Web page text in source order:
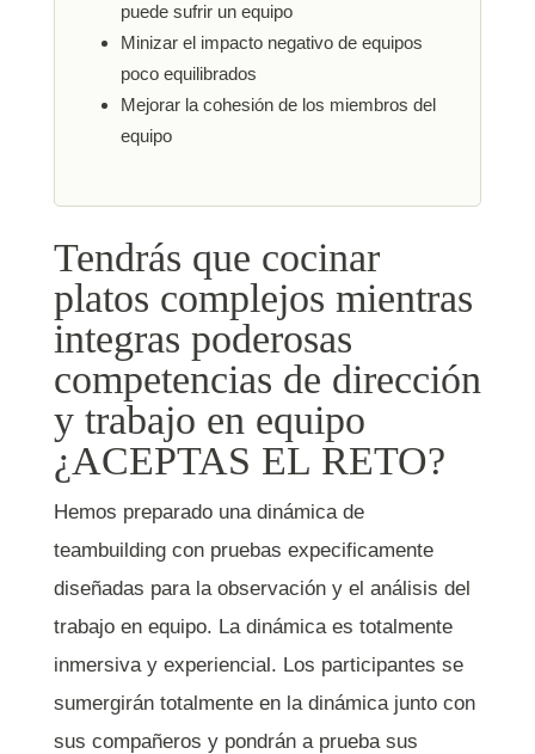
puede sufrir un equipo
Minizar el impacto negativo de equipos
poco equilibrados
Mejorar la cohesión de los miembros del
equipo
Tendrás que cocinar
platos complejos mientras
integras poderosas
competencias de dirección
y trabajo en equipo
¿ACEPTAS EL RETO?
Hemos preparado una dinámica de
teambuilding con pruebas expecificamente
diseñadas para la observación y el análisis del
trabajo en equipo. La dinámica es totalmente
inmersiva y experiencial. Los participantes se
sumergirán totalmente en la dinámica junto con
sus compañeros y pondrán a prueba sus